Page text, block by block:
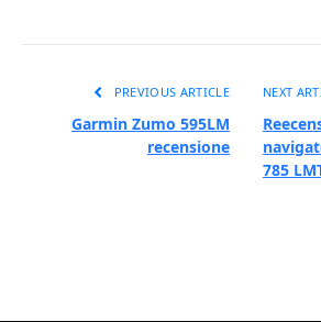
PREVIOUS ARTICLE
Garmin Zumo 595LM
recensione
NEXT
785